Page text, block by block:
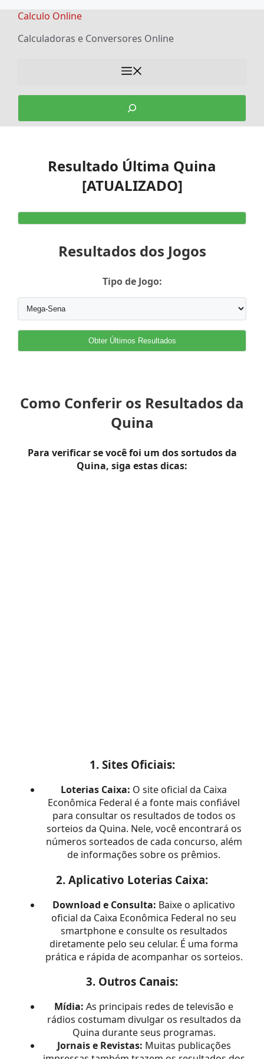
content
Calculo Online
Calculadoras e Conversores Online
Search
Resultado Última Quina
[ATUALIZADO]
Resultados dos Jogos
Tipo de Jogo:
Obter Últimos Resultados
Como Conferir os Resultados da
Quina
Para verificar se você foi um dos sortudos da
Quina, siga estas dicas:
1. Sites Oficiais:
Loterias Caixa: O site oficial da Caixa
Econômica Federal é a fonte mais confiável
para consultar os resultados de todos os
sorteios da Quina. Nele, você encontrará os
números sorteados de cada concurso, além
de informações sobre os prêmios.
2. Aplicativo Loterias Caixa:
Download e Consulta: Baixe o aplicativo
oficial da Caixa Econômica Federal no seu
smartphone e consulte os resultados
diretamente pelo seu celular. É uma forma
prática e rápida de acompanhar os sorteios.
3. Outros Canais:
Mídia: As principais redes de televisão e
rádios costumam divulgar os resultados da
Quina durante seus programas.
Jornais e Revistas: Muitas publicações